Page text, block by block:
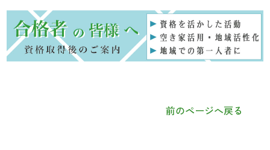
前のページへ戻る